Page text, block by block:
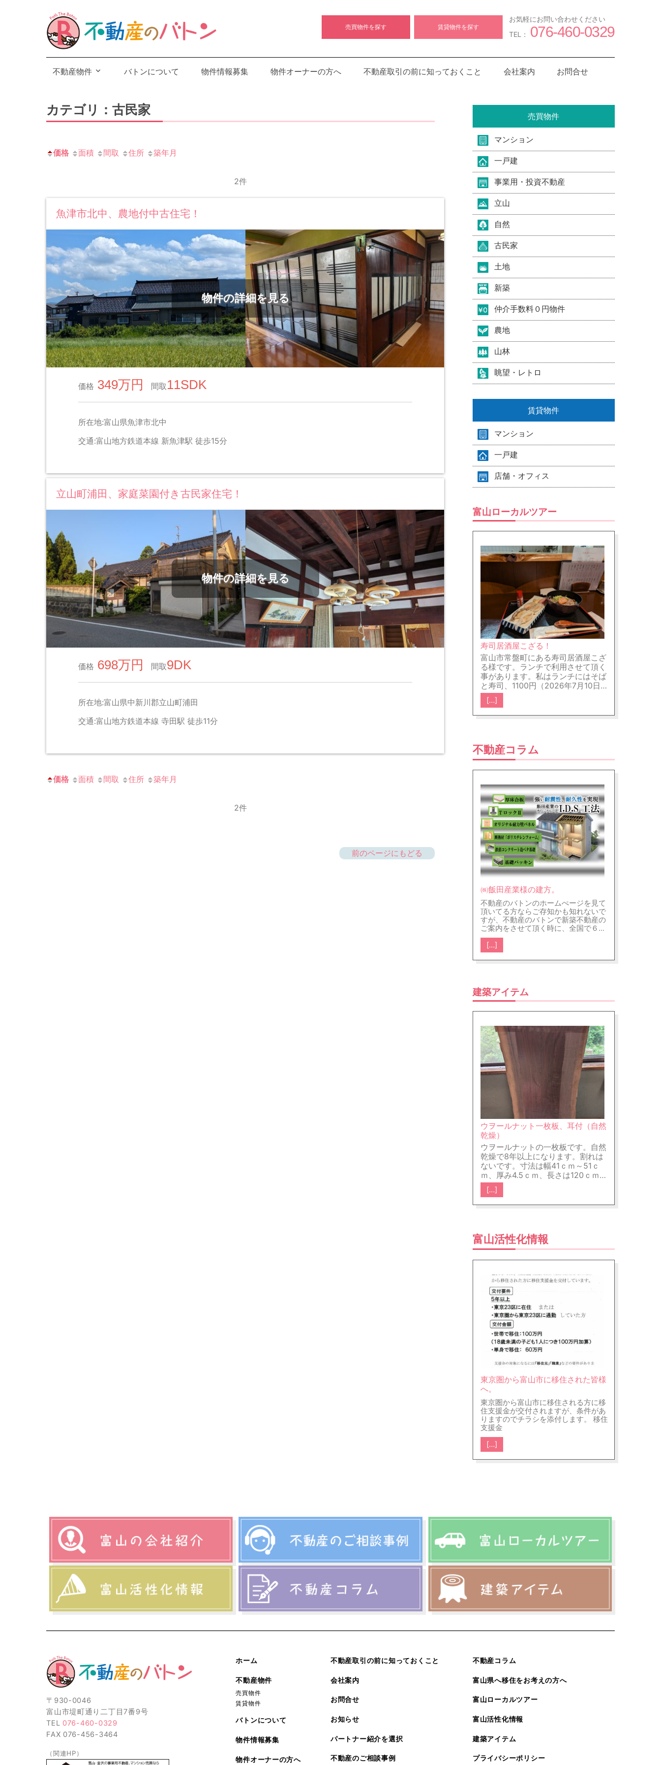
の
バ
富
富
不
動
産
売
買・
賃
貸
を
面
白
く
売買物件を探す 賃貸物件を探す
お気軽にお問い合わせください
TEL： 076-460-0329
不動産物件 バトンについて 物件情報募集 物件オーナーの方へ 不動産取引の前に知っておくこと 会社案内 お問合せ
カテゴリ：古民家
価格 面積 間取 住所 築年月
2件
魚津市北中、農地付中古住宅！
物件の詳細を見る
価格 349万円 間取 11SDK
所在地:富山県魚津市北中
交通:富山地方鉄道本線 新魚津駅 徒歩15分
立山町浦田、家庭菜園付き古民家住宅！
物件の詳細を見る
価格 698万円 間取9DK
所在地:富山県中新川郡立山町浦田
交通:富山地方鉄道本線 寺田駅 徒歩11分
価格 面積 間取 住所 築年月
2件
前のページにもどる
売買物件
マンション
一戸建
事業用・投資不動産
立山
自然
古民家
土地
新築
仲介手数料０円物件
農地
山林
眺望・レトロ
賃貸物件
マンション
一戸建
店舗・オフィス
富山ローカルツアー
寿司居酒屋こざる！
富山市常盤町にある寿司居酒屋こざ
る様です。ランチで利用させて頂く
事があります。私はランチにはそば
と寿司、1100円（2026年7月10日現
在）をいつも注文させて頂いてま
す。握り寿司は美味です。この値段
でこの味を提供して頂けるのは、さ
には、裏地になりますが街中にあり
ますので、是非ご来店していただき
たいお店です。
[…]
不動産コラム
㈱飯田産業様の建方。
不動産のバトンのホームぺージを見て
頂いてる方ならご存知かも知れないで
すが、不動産のバトンで新築不動産の
ご案内をさせて頂く時に、全国で６０
００戸/年（土地売り含）以上供給して
いる㈱飯田産業様の建売住宅をよくご
案内させて頂きます。又、飯田産業様
の新築を紹介させて頂く時は、買主様
して、飯田産業様の新築を紹介する時
に基本的に仲介手数料を頂いていない
かというと、契約の際に契約書や重要
事項説明書というものを本来なら仲介
飯田産業様の新築の場合は全て飯田産
業様で作成して頂いた上にアフターフ
ォローもして頂ける為、弊社の仕事量
が減る為です。ただ、売主の飯田産業
様からは、手数料を頂いてます。又、
不動産のバトンのホームぺージに、飯
田産業様の物件を全て掲載している訳
ではないですので、飯田産業様の新築
で弊社のホームぺージに掲載していな
い物件があればお伝えくだされば、基
本仲介手数料0円です。又、簡単に飯
田産業様の新築の特徴を以下にお伝え
いたします。詳細を知りたい方は、ご
連絡ください。 ①耐震はどうか→オ
リジナルの耐力壁を使用し耐震等級３
を取得しています。耐震等級３を取得
しているため、地震保険が一般住宅よ
り安く加入できるメリットがありま
す。 ②断熱はどうか→床と壁の断熱
材に関してはポリスチレンホームを使
用し、壁の断熱材に関しては工場で出
荷する段階でパネルに組み込まれてま
はどうか→屋根材はアスファルトシン
グルを使用し、瓦などに比べて軽量な
があります。 ④換気はどうか→24時
うか→基本は給湯はエコキュートでオ
ール電化住宅になります。 下の写真は
屋根の施工完了写真です。（この物件
では屋根は寄棟です。） 下の写真は透
湿防水シートを貼る前の写真です。 下
の写真は耐力壁の上から透湿防水シー
トを貼った時の写真です。 下の写真は
内部写真です。（この物件では1階で
天井の断熱材を充填しているのは上部
がバルコニー部分だけです。） 下は基
礎の完成写真です。 下は㈱飯田産業様
[…]
[…]
建築アイテム
ウヲールナット一枚板、耳付（自然
乾燥）
ウヲールナットの一枚板です。自然
乾燥で8年以上になります。割れは
ないです。寸法は幅41ｃｍ～51ｃ
ｍ、厚み4.5ｃｍ、長さは120ｃｍに
なります。パソコンデスクやコンパ
クトなテーブルを作りたい方におす
すめの一枚板です。良い杢がでてい
[…]
富山活性化情報
東京圏から富山市に移住された皆様
へ。
東京圏から富山市に移住される方に移
住支援金が交付されますが、条件があ
りますのでチラシを添付します。 移住
支援金
[…]
〒930-0046
富山市堤町通り二丁目7番9号
TEL 076-460-0329
FAX 076-456-3464
（関連HP）
ホーム
不動産物件
売買物件
賃貸物件
バトンについて
物件情報募集
物件オーナーの方へ
不動産取引の前に知っておくこと
会社案内
お問合せ
お知らせ
パートナー紹介を選択
不動産のご相談事例
不動産コラム
富山県へ移住をお考えの方へ
富山ローカルツアー
富山活性化情報
建築アイテム
プライバシーポリシー